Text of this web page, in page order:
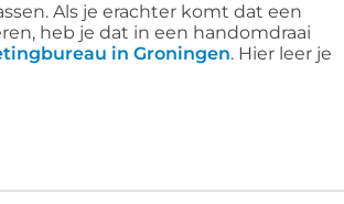
Als je erachter komt dat een
heb je dat in een handomdraai
in Groningen. Hier leer je